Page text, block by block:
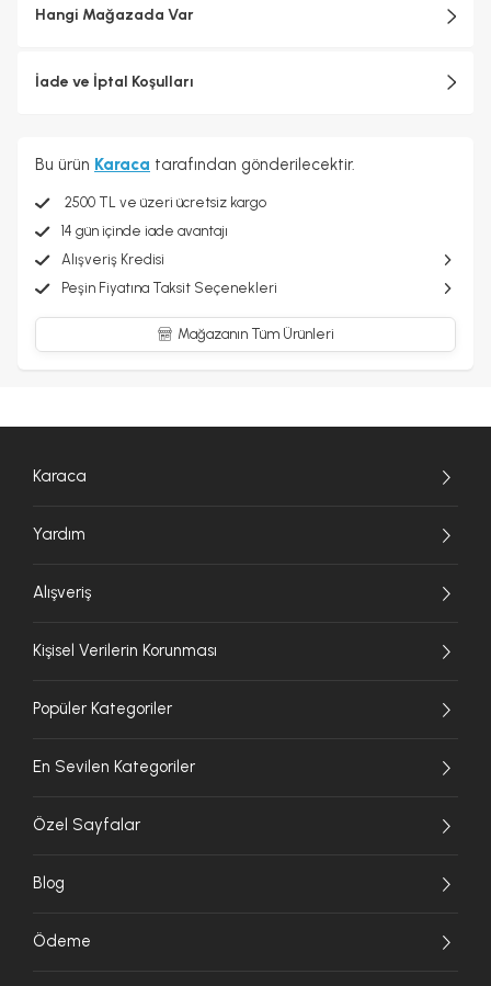
Hangi Mağazada Var
İade ve İptal Koşulları
Bu ürün Karaca tarafından gönderilecektir.
2500 TL ve üzeri ücretsiz kargo
14 gün içinde iade avantajı
Alışveriş Kredisi
Peşin Fiyatına Taksit Seçenekleri
Mağazanın Tüm Ürünleri
Karaca
Yardım
Alışveriş
Kişisel Verilerin Korunması
Popüler Kategoriler
En Sevilen Kategoriler
Özel Sayfalar
Blog
Ödeme